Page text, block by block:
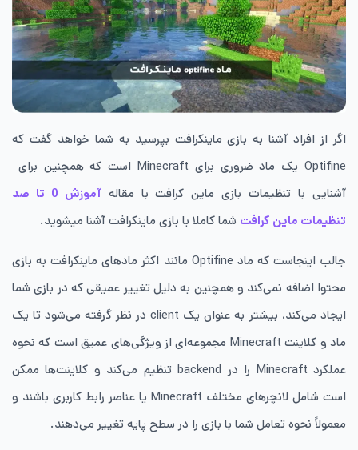
اگر از افراد آشنا به بازی ماینکرافت بپرسید به شما خواهد گفت که
Optifine یک ماد ضروری برای Minecraft است که همچنین برای
آشنایی با تنظیمات بازی ماین کرافت با مقاله
آموزش 0 تا صد
تنظیمات ماین کرافت شما کاملا با بازی ماینکرافت آشنا میشوید.
جالب اینجاست که ماد Optifine مانند اکثر مادهای ماینکرافت به بازی
محتوا اضافه نمی‌کند و همچنین به دلیل تغییر عمیقی که در بازی شما
ایجاد می‌کند، بیشتر به عنوان یک client در نظر گرفته می‌شود تا یک
ماد و کلاینت Minecraft مجموعه‌ای از ویژگی‌های عمیق است که نحوه
عملکرد Minecraft را در backend تنظیم می‌کند و کلاینت‌ها ممکن
است شامل لانچرهای مختلف Minecraft یا عناصر رابط کاربری باشند و
معمولاً نحوه تعامل شما با بازی را در سطح پایه تغییر می‌دهند.